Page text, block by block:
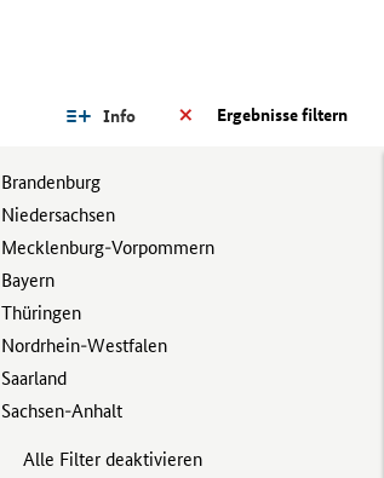
Ergebnisse filtern
Info
Brandenburg
Niedersachsen
Mecklenburg-Vorpommern
Bayern
Thüringen
Nordrhein-Westfalen
Saarland
Sachsen-Anhalt
Alle Filter deaktivieren